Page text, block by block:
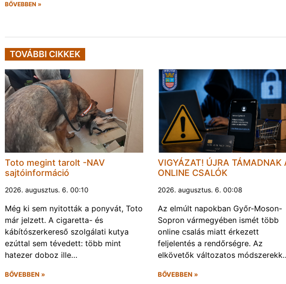
BŐVEBBEN »
TOVÁBBI CIKKEK
Toto megint tarolt -NAV
sajtóinformáció
2026. augusztus. 6. 00:10
Még ki sem nyitották a ponyvát, Toto
már jelzett. A cigaretta- és
kábítószerkereső szolgálati kutya
ezúttal sem tévedett: több mint
hatezer doboz ille…
BŐVEBBEN »
VIGYÁZAT! ÚJRA TÁMADNAK
ONLINE CSALÓK
2026. augusztus. 6. 00:08
Az elmúlt napokban Győr-Moson-
Sopron vármegyében ismét több
online csalás miatt érkezett
feljelentés a rendőrségre. Az
elkövetők változatos
BŐVEBBEN »